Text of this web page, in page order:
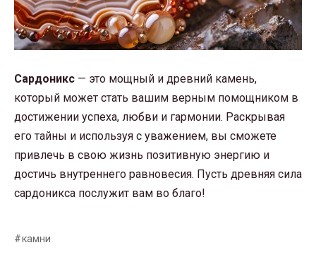
Сардоникс — это мощный и древний камень,
который может стать вашим верным помощником в
достижении успеха, любви и гармонии. Раскрывая
его тайны и используя с уважением, вы сможете
привлечь в свою жизнь позитивную энергию и
достичь внутреннего равновесия. Пусть древняя сила
сардоникса послужит вам во благо!
камни